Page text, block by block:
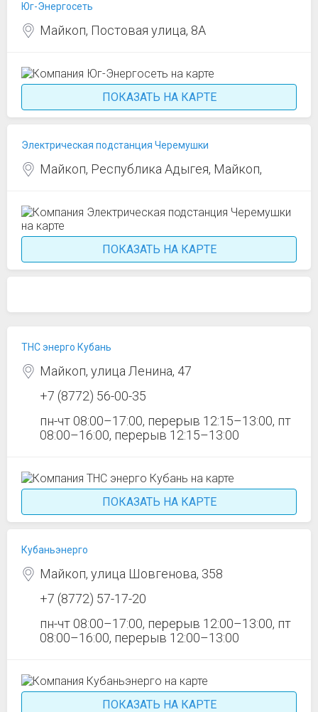
Юг-Энергосеть
Майкоп, Постовая улица, 8А
ПОКАЗАТЬ НА КАРТЕ
Электрическая подстанция Черемушки
Майкоп, Республика Адыгея, Майкоп,
ПОКАЗАТЬ НА КАРТЕ
ТНС энерго Кубань
Майкоп, улица Ленина, 47
+7 (8772) 56-00-35
пн-чт 08:00–17:00, перерыв 12:15–13:00, пт
08:00–16:00, перерыв 12:15–13:00
ПОКАЗАТЬ НА КАРТЕ
Кубаньэнерго
Майкоп, улица Шовгенова, 358
+7 (8772) 57-17-20
пн-чт 08:00–17:00, перерыв 12:00–13:00, пт
08:00–16:00, перерыв 12:00–13:00
ПОКАЗАТЬ НА КАРТЕ